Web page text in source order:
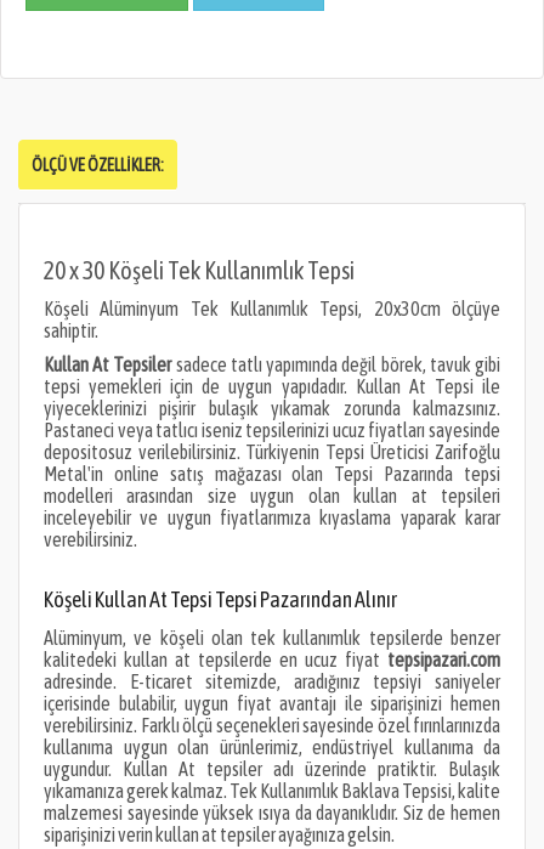
ÖLÇÜ VE ÖZELLIKLER:
20 x 30 Köşeli Tek Kullanımlık Tepsi
Köşeli Alüminyum Tek Kullanımlık Tepsi, 20x30cm ölçüye
sahiptir.
Kullan At Tepsilersadece tatlı yapımında değil börek, tavuk gibi
tepsi yemekleri için de uygun yapıdadır. Kullan At Tepsi ile
yiyeceklerinizi pişirir bulaşık yıkamak zorunda kalmazsınız.
Pastaneci veya tatlıcı iseniz tepsilerinizi ucuz fiyatları sayesinde
depositosuz verilebilirsiniz. Türkiyenin Tepsi Üreticisi Zarifoğlu
Metal'in online satış mağazası olan Tepsi Pazarında tepsi
modelleri arasından size uygun olan kullan at tepsileri
inceleyebilir ve uygun fiyatlarımıza kıyaslama yaparak karar
verebilirsiniz.
Köşeli Kullan At Tepsi Tepsi Pazarından Alınır
Alüminyum, ve köşeli olan tek kullanımlık tepsilerde benzer
kalitedeki kullan at tepsilerde en ucuz fiyat tepsipazari.com
adresinde. E-ticaret sitemizde, aradığınız tepsiyi saniyeler
içerisinde bulabilir, uygun fiyat avantajı ile siparişinizi hemen
verebilirsiniz. Farklı ölçü seçenekleri sayesinde özel fırınlarınızda
kullanıma uygun olan ürünlerimiz, endüstriyel kullanıma da
uygundur. Kullan At tepsiler adı üzerinde pratiktir. Bulaşık
yıkamanıza gerek kalmaz. Tek Kullanımlık Baklava Tepsisi, kalite
malzemesi sayesinde yüksek ısıya da dayanıklıdır. Siz de hemen
siparişinizi verin kullan at tepsiler ayağınıza gelsin.